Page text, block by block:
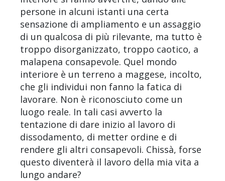
persone in alcuni istanti una certa
sensazione di ampliamento e un assaggio
di un qualcosa di più rilevante, ma tutto è
troppo disorganizzato, troppo caotico, a
malapena consapevole. Quel mondo
interiore è un terreno a maggese, incolto,
che gli individui non fanno la fatica di
lavorare. Non è riconosciuto come un
luogo reale. In tali casi avverto la
tentazione di dare inizio al lavoro di
dissodamento, di metter ordine e di
rendere gli altri consapevoli. Chissà, forse
questo diventerà il lavoro della mia vita a
lungo andare?